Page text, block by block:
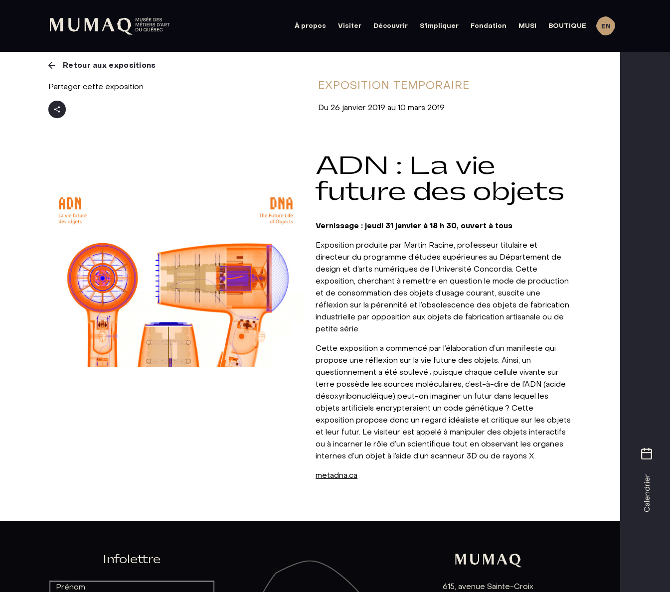
À propos Visiter Découvrir S'impliquer Fondation MUSI BOUTIQUE EN
Calendrier
Retour aux expositions
Partager cette exposition EXPOSITION TEMPORAIRE
Du 26 janvier 2019 au 10 mars 2019
ADN : La vie
future des objets
Vernissage : jeudi 31 janvier à 18 h 30, ouvert à tous
Exposition produite par Martin Racine, professeur titulaire et
directeur du programme d’études supérieures au Département de
design et d’arts numériques de l’Université Concordia. Cette
exposition, cherchant à remettre en question le mode de production
et de consommation des objets d’usage courant, suscite une
réflexion sur la pérennité et l’obsolescence des objets de fabrication
industrielle par opposition aux objets de fabrication artisanale ou de
petite série.
Cette exposition a commencé par l’élaboration d’un manifeste qui
propose une réflexion sur la vie future des objets. Ainsi, un
questionnement a été soulevé ; puisque chaque cellule vivante sur
terre possède les sources moléculaires, c’est-à-dire de l’ADN (acide
désoxyribonucléique) peut-on imaginer un futur dans lequel les
objets artificiels encrypteraient un code génétique ? Cette
exposition propose donc un regard idéaliste et critique sur les objets
et leur futur. Le visiteur est appelé à manipuler des objets interactifs
ou à incarner le rôle d’un scientifique tout en observant les organes
internes d’un objet à l’aide d’un scanneur 3D ou de rayons X.
metadna.ca
Infolettre
Prénom :
615, avenue Sainte-Croix